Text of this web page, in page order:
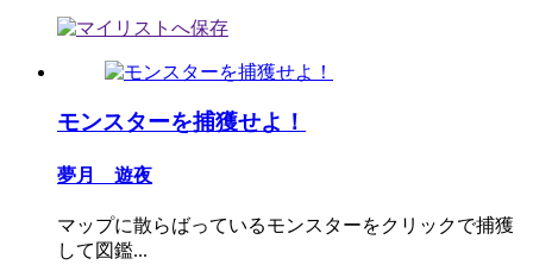
モンスターを捕獲せよ！
夢月 遊夜
マップに散らばっているモンスターをクリックで捕獲
して図鑑...